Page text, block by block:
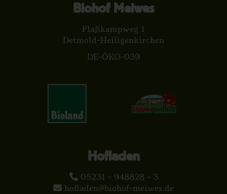
Biohof Meiwes
Plaßkampweg 1
Detmold-Heiligenkirchen
DE-ÖKO-039
Hofladen
05231 - 948828 - 3
hofladen@biohof-meiwes.de